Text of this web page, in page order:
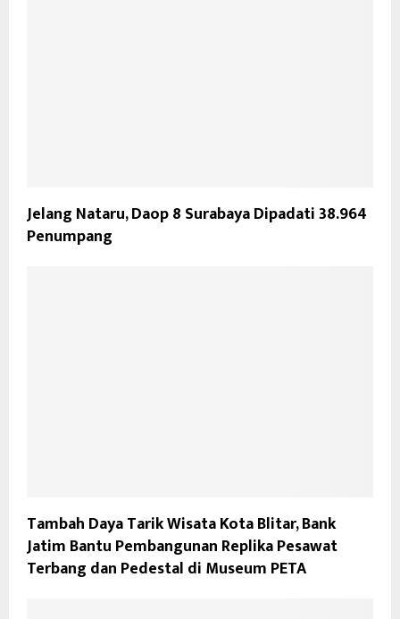
Jelang Nataru, Daop 8 Surabaya Dipadati 38.964
Penumpang
Tambah Daya Tarik Wisata Kota Blitar, Bank
Jatim Bantu Pembangunan Replika Pesawat
Terbang dan Pedestal di Museum PETA